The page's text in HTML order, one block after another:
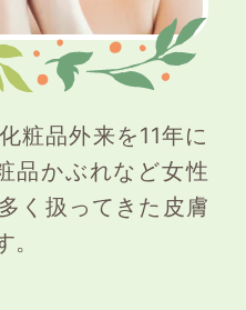
粧品外来を11年に
品かぶれなど女性
く扱ってきた皮膚